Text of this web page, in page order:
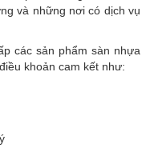
và những nơi có dịch vụ
các sản phẩm sàn nhựa
khoản cam kết như: